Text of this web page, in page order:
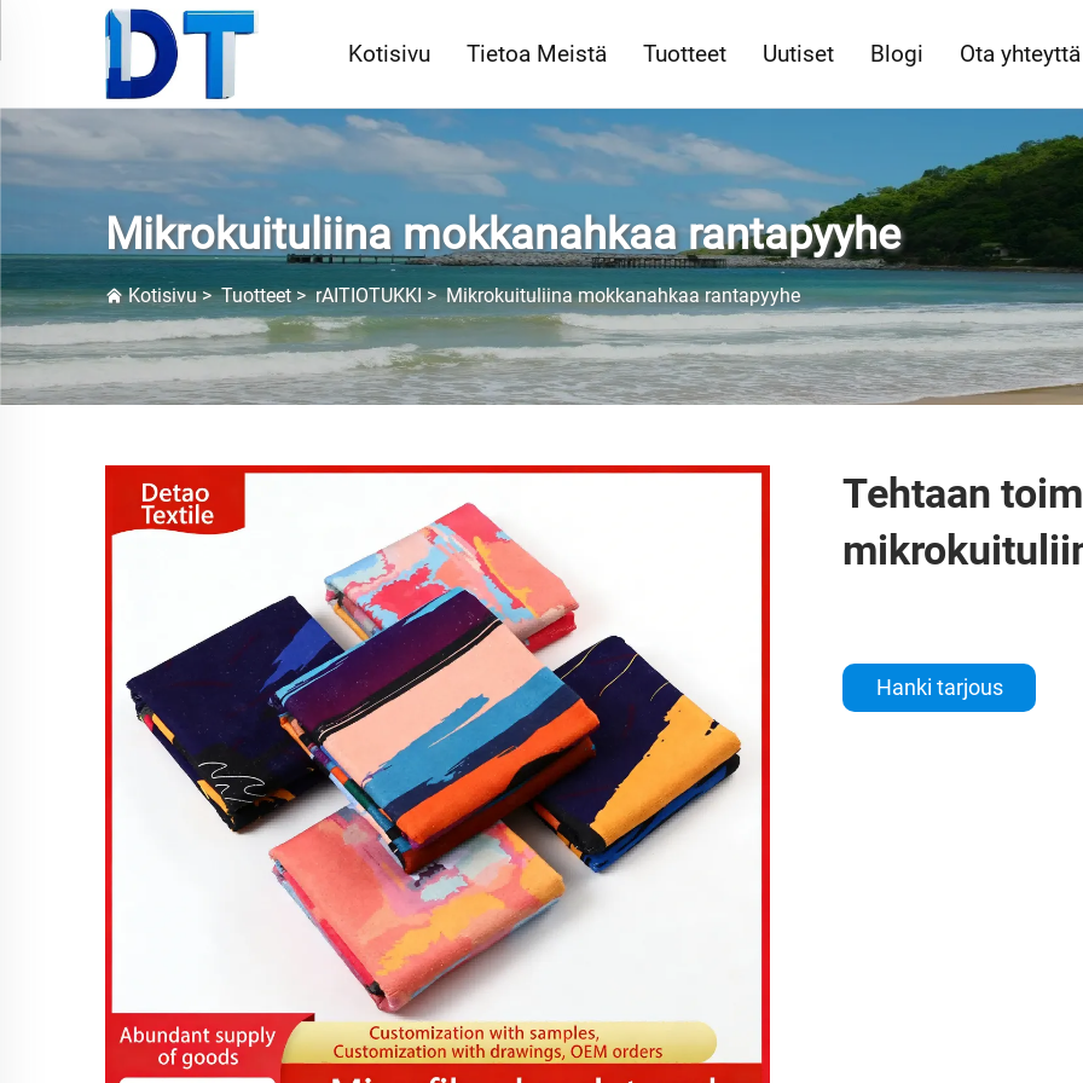
Kotisivu Tietoa Meistä Tuotteet Uutiset Blogi Ota yhteyttä
Mikrokuituliina mokkanahkaa rantapyyhe
Kotisivu>Tuotteet>rAITIOTUKKI>Mikrokuituliina mokkanahkaa rantapyyhe
Tehtaan
Hanki tarjous